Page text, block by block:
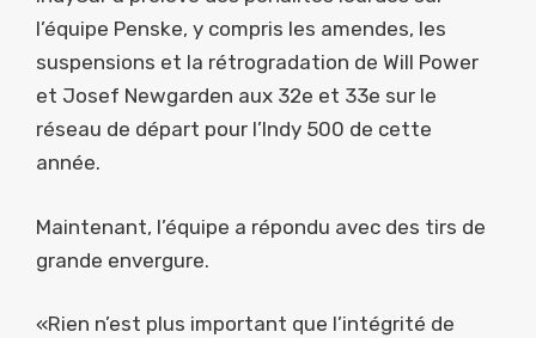
l’équipe Penske, y compris les amendes, les
suspensions et la rétrogradation de Will Power
et Josef Newgarden aux 32e et 33e sur le
réseau de départ pour l’Indy 500 de cette
année.
Maintenant, l’équipe a répondu avec des tirs de
grande envergure.
«Rien n’est plus important que l’intégrité de